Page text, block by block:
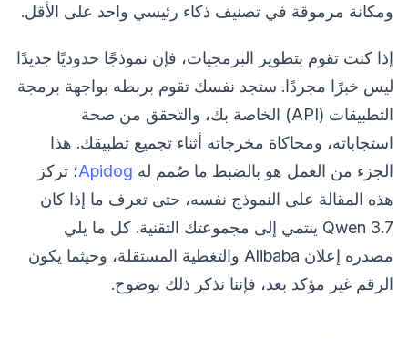
ومكانة مرموقة في تصنيف ذكاء رئيسي واحد على الأقل.
إذا كنت تقوم بتطوير البرمجيات، فإن نموذجًا حدوديًا جديدًا
ليس خبرًا مجردًا. ستجد نفسك تقوم بربطه بواجهة برمجة
التطبيقات (API) الخاصة بك، والتحقق من صحة
استجاباته، ومحاكاة مخرجاته أثناء تجميع تطبيقك. هذا
الجزء من العمل هو بالضبط ما صُمم له Apidog؛ تركز
هذه المقالة على النموذج نفسه، حتى تعرف ما إذا كان
Qwen 3.7 ينتمي إلى مجموعتك التقنية. كل ما يلي
مصدره إعلان Alibaba والتغطية المستقلة، وحيثما يكون
الرقم غير مؤكد بعد، فإننا نذكر ذلك بوضوح.